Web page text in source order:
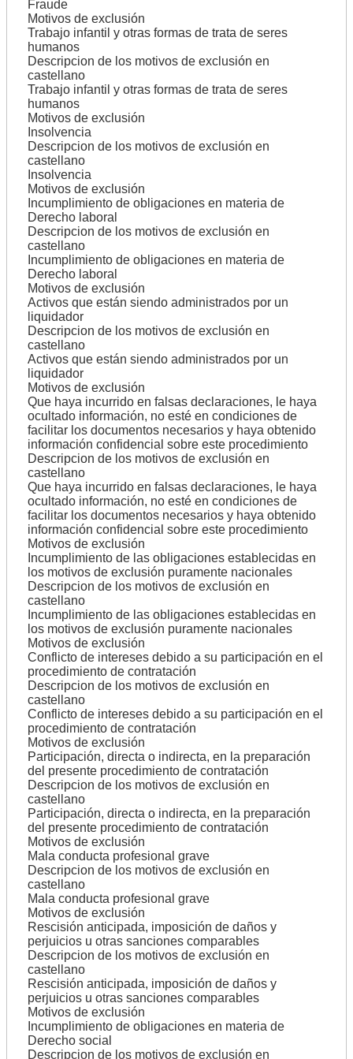
Fraude
Motivos de exclusión
Trabajo infantil y otras formas de trata de seres
humanos
Descripcion de los motivos de exclusión en
castellano
Trabajo infantil y otras formas de trata de seres
humanos
Motivos de exclusión
Insolvencia
Descripcion de los motivos de exclusión en
castellano
Insolvencia
Motivos de exclusión
Incumplimiento de obligaciones en materia de
Derecho laboral
Descripcion de los motivos de exclusión en
castellano
Incumplimiento de obligaciones en materia de
Derecho laboral
Motivos de exclusión
Activos que están siendo administrados por un
liquidador
Descripcion de los motivos de exclusión en
castellano
Activos que están siendo administrados por un
liquidador
Motivos de exclusión
Que haya incurrido en falsas declaraciones, le haya
ocultado información, no esté en condiciones de
facilitar los documentos necesarios y haya obtenido
información confidencial sobre este procedimiento
Descripcion de los motivos de exclusión en
castellano
Que haya incurrido en falsas declaraciones, le haya
ocultado información, no esté en condiciones de
facilitar los documentos necesarios y haya obtenido
información confidencial sobre este procedimiento
Motivos de exclusión
Incumplimiento de las obligaciones establecidas en
los motivos de exclusión puramente nacionales
Descripcion de los motivos de exclusión en
castellano
Incumplimiento de las obligaciones establecidas en
los motivos de exclusión puramente nacionales
Motivos de exclusión
Conflicto de intereses debido a su participación en el
procedimiento de contratación
Descripcion de los motivos de exclusión en
castellano
Conflicto de intereses debido a su participación en el
procedimiento de contratación
Motivos de exclusión
Participación, directa o indirecta, en la preparación
del presente procedimiento de contratación
Descripcion de los motivos de exclusión en
castellano
Participación, directa o indirecta, en la preparación
del presente procedimiento de contratación
Motivos de exclusión
Mala conducta profesional grave
Descripcion de los motivos de exclusión en
castellano
Mala conducta profesional grave
Motivos de exclusión
Rescisión anticipada, imposición de daños y
perjuicios u otras sanciones comparables
Descripcion de los motivos de exclusión en
castellano
Rescisión anticipada, imposición de daños y
perjuicios u otras sanciones comparables
Motivos de exclusión
Incumplimiento de obligaciones en materia de
Derecho social
Descripcion de los motivos de exclusión en